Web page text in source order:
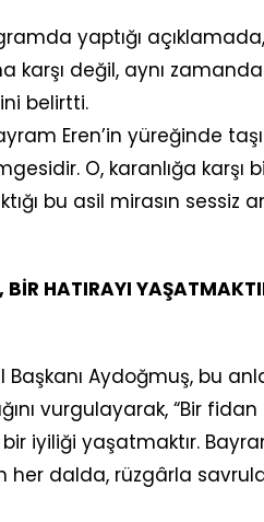
yaptığı
karşı değil, aynı
belirtti.
Eren’in yüreğinde
O, karanlığa karşı
bu asil mirasın sessiz
BİR HATIRAYI
Başkanı Aydoğmuş, bu
vurgulayarak, “Bir
bir iyiliği yaşatmaktır.
her dalda, rüzgârla